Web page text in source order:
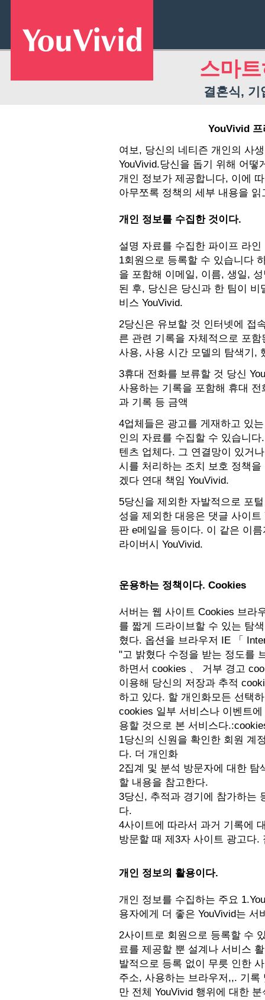
스마
결혼식, 기
YouVivid
여보, 당신의 네티즌 개인의 사
YouVivid.당신을 돕기 위해 어
개인 정보가 제공합니다, 이에
아무쪼록 정책의 세부 내용을
개인 정보를 수집한 것이다.
설명 자료를 수집한 파이프 라
1회원으로 등록할 수 있습니다
을 포함해 이메일, 이름, 생일,
된 후, 당신은 당신과 한 팀이
비스 YouVivid.
2당신은 유보할 것 인터넷에 접
른 관련 기록을 자체적으로 포
사용, 사용 시간 모델의 탐색기,
3휴대 전화를 보류할 것 당신
사용하는 기록을 포함해 휴대
과 기록 등 금액
4업체들은 광고를 게재하고 있
인의 자료를 수집할 수 있습니
텐츠 업체다. 그 연결망이 있거
시를 처리하는 조치 보호 정책
겠다 연대 책임 YouVivid.
5당신을 제외한 자발적으로 포
성을 제외한 대응은 댓글 사이
판 e메일을 등이다. 이 같은 이
라이버시 YouVivid.
운용하는 정책이다. Cookies
서버는 웹 사이트 Cookies 브라
를 짧게 드라이브할 수 있는 탐
혔다. 옵션을 브라우저 IE 「
"고 밝혔다 수정을 받는 정도를
하면서 cookies 、 거부 경고
이용해 당신의 저장과 추적
하고 있다. 할 개인화모든 선택
cookies 일부 서비스나 이벤트
용할 것으로 본 서비스다
1당신의 신원을 확인한 회원 계
다. 더 개인화
2집계 및 분석 방문자에 대한
할 내용을 참고한다.
3당신, 추적과 경기에 참가하는
다.
4사이트에 따라서 과거 기록에
방문할 때 제3자 사이트 광고다.
개인 정보의 활용이다.
개인 정보를 수집하는 주요
용자에게 더 좋은 YouVivid는 서
2사이트로 회원으로 등록할 수
료를 제공할 뿐 설계나 서비스
발적으로 등록 없이 무릇 인한
주소, 사용하는 브라우저,,. 기
만 전체 YouVivid 행위에 대한